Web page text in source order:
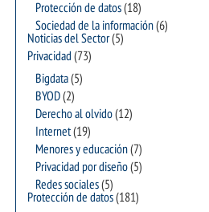
Protección de datos(18)
Sociedad de la información(6)
Noticias del Sector(5)
Privacidad (73)
Bigdata(5)
BYOD(2)
Derecho al olvido(12)
Internet(19)
Menores y educación(7)
Privacidad por diseño(5)
Redes sociales(5)
Protección de datos(181)